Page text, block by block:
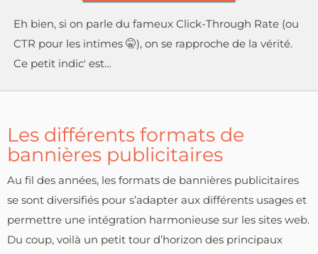
Eh bien, si on parle du fameux Click-Through Rate (ou
CTR pour les intimes 🤫), on se rapproche de la vérité.
Ce petit indic' est…
Les différents formats de
bannières publicitaires
Au fil des années, les formats de bannières publicitaires
se sont diversifiés pour s’adapter aux différents usages et
permettre une intégration harmonieuse sur les sites web.
Du coup, voilà un petit tour d’horizon des principaux